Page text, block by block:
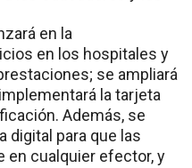
en la
en los hospitales y
se ampliará
la tarjeta
Además, se
digital para que las
en cualquier efector, y